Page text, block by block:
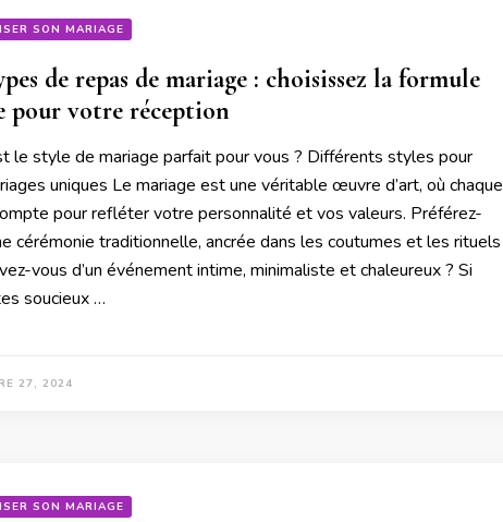
SON MARIAGE
de repas de mariage : choisissez la formule
pour votre réception
le style de mariage parfait pour vous ? Différents styles pour
uniques Le mariage est une véritable œuvre d’art, où chaque
pour refléter votre personnalité et vos valeurs. Préférez-
cérémonie traditionnelle, ancrée dans les coutumes et les rituels
vous d’un événement intime, minimaliste et chaleureux ? Si
soucieux …
27, 2024
SON MARIAGE